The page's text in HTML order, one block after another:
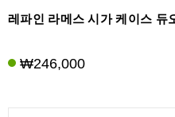
레파인 라메스 시가 케이스 듀
₩246,000